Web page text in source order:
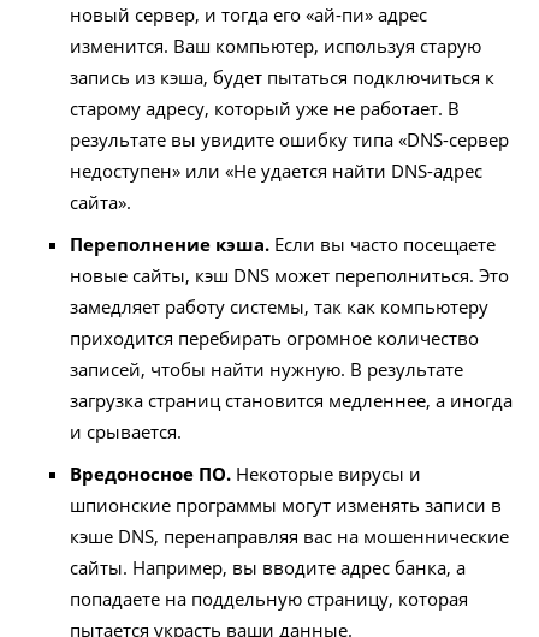
новый сервер, и тогда его «ай-пи» адрес
изменится. Ваш компьютер, используя старую
запись из кэша, будет пытаться подключиться к
старому адресу, который уже не работает. В
результате вы увидите ошибку типа «DNS-сервер
недоступен» или «Не удается найти DNS-адрес
сайта».
Переполнение кэша. Если вы часто посещаете
новые сайты, кэш DNS может переполниться. Это
замедляет работу системы, так как компьютеру
приходится перебирать огромное количество
записей, чтобы найти нужную. В результате
загрузка страниц становится медленнее, а иногда
и срывается.
Вредоносное ПО. Некоторые вирусы и
шпионские программы могут изменять записи в
кэше DNS, перенаправляя вас на мошеннические
сайты. Например, вы вводите адрес банка, а
попадаете на поддельную страницу, которая
пытается украсть ваши данные.